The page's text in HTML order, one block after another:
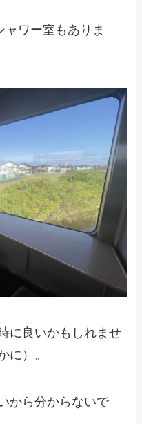
ワー室もありま
に良いかもしれませ
に）。
から分からないで